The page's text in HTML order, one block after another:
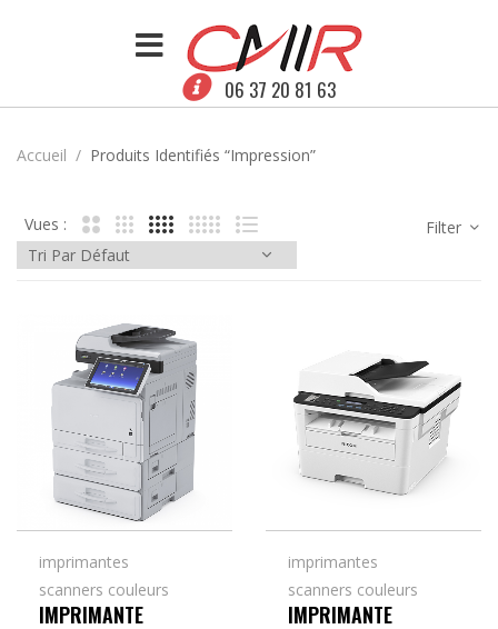
06 37 20 81 63
Accueil Produits Identifiés “Impression”
Vues : Filter
imprimantes
scanners couleurs
IMPRIMANTE
imprimantes
scanners couleurs
IMPRIMANTE